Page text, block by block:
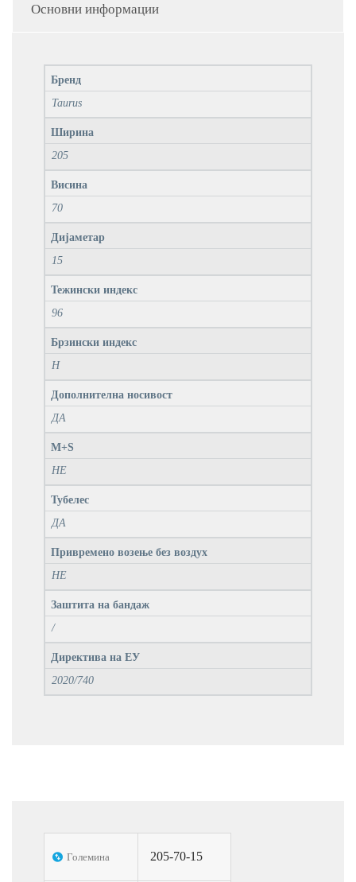
Основни информации
Бренд
Taurus
Ширина
205
Висина
70
Дијаметар
15
Тежински индекс
96
Брзински индекс
H
Дополнителна носивост
ДА
M+S
НЕ
Тубелес
ДА
Привремено возење без воздух
НЕ
Заштита на бандаж
/
Директива на ЕУ
2020/740
Големина 205-70-15